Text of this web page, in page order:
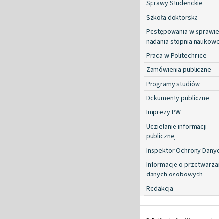
Sprawy Studenckie
Szkoła doktorska
Postępowania w sprawie
nadania stopnia
Praca w Politechnice
Zamówienia publiczne
Programy studiów
Dokumenty publiczne
Imprezy PW
Udzielanie informacji
publicznej
Inspektor Ochrony
Informacje o
danych osobowych
Redakcja